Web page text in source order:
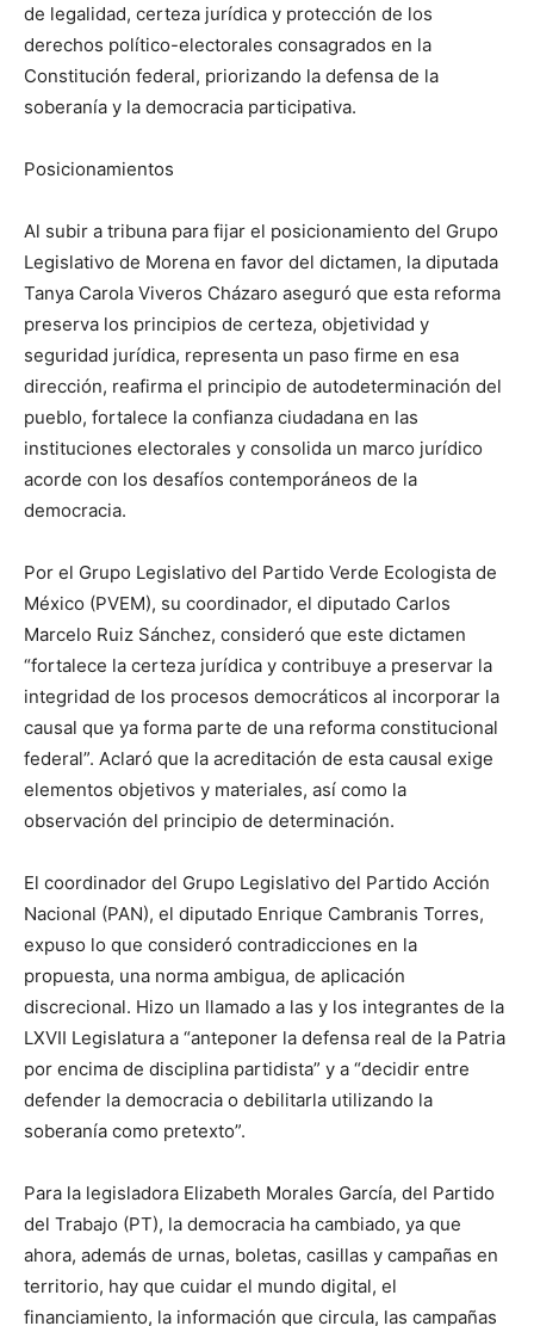
de legalidad, certeza jurídica y protección de los
derechos político-electorales consagrados en la
Constitución federal, priorizando la defensa de la
soberanía y la democracia participativa.
Posicionamientos
Al subir a tribuna para fijar el posicionamiento del Grupo
Legislativo de Morena en favor del dictamen, la diputada
Tanya Carola Viveros Cházaro aseguró que esta reforma
preserva los principios de certeza, objetividad y
seguridad jurídica, representa un paso firme en esa
dirección, reafirma el principio de autodeterminación del
pueblo, fortalece la confianza ciudadana en las
instituciones electorales y consolida un marco jurídico
acorde con los desafíos contemporáneos de la
democracia.
Por el Grupo Legislativo del Partido Verde Ecologista de
México (PVEM), su coordinador, el diputado Carlos
Marcelo Ruiz Sánchez, consideró que este dictamen
“fortalece la certeza jurídica y contribuye a preservar la
integridad de los procesos democráticos al incorporar la
causal que ya forma parte de una reforma constitucional
federal”. Aclaró que la acreditación de esta causal exige
elementos objetivos y materiales, así como la
observación del principio de determinación.
El coordinador del Grupo Legislativo del Partido Acción
Nacional (PAN), el diputado Enrique Cambranis Torres,
expuso lo que consideró contradicciones en la
propuesta, una norma ambigua, de aplicación
discrecional. Hizo un llamado a las y los integrantes de la
LXVII Legislatura a “anteponer la defensa real de la Patria
por encima de disciplina partidista” y a “decidir entre
defender la democracia o debilitarla utilizando la
soberanía como pretexto”.
Para la legisladora Elizabeth Morales García, del Partido
del Trabajo (PT), la democracia ha cambiado, ya que
ahora, además de urnas, boletas, casillas y campañas en
territorio, hay que cuidar el mundo digital, el
financiamiento, la información que circula, las campañas